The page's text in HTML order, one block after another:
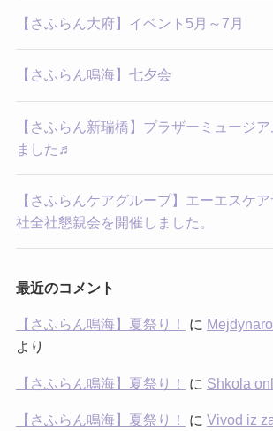
【さふらん大府】イベント5月～7月
【さふらん鳴海】七夕会
【さふらん新瑞橋】ブラザーミュージ
ました♬
【さふらんケアグループ】エーエスケ
社全社懇親会を開催しました。
最近のコメント
【さふらん鳴海】夏祭り！ に
より
【さふらん鳴海】夏祭り！ に Shkola
【さふらん鳴海】夏祭り！ に Vivod iz